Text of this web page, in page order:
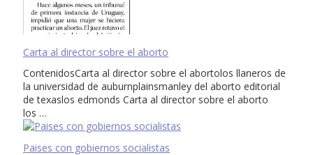
Carta al director sobre el aborto
ContenidosCarta al director sobre el abortolos llaneros de
la universidad de auburnplainsmanley del aborto editorial
de texaslos edmonds Carta al director sobre el aborto
los …
Paises con gobiernos socialistas